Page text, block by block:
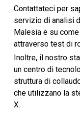
Contattateci per
servizio di analisi
Malesia e su
attraverso test di
Inoltre, il nostro
un centro di
struttura di
che utilizzano la
X.